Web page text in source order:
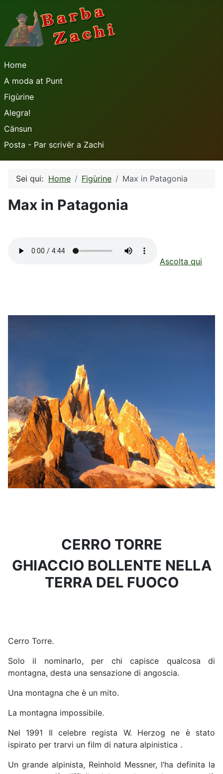
Home
A moda at Punt
Figùrine
Alegra!
Cänsun
Posta - Par scrivër a Zachi
Sei qui: Home Figùrine Max in Patagonia
Max in Patagonia
Ascolta qui
CERRO TORRE
GHIACCIO BOLLENTE NELLA
TERRA DEL FUOCO
Cerro Torre.
Solo il nominarlo, per chi capisce qualcosa di
montagna, desta una sensazione di angoscia.
Una montagna che è un mito.
La montagna impossibile.
Nel 1991 Il celebre regista W. Herzog ne è stato
ispirato per trarvi un film di natura alpinistica .
Un grande alpinista, Reinhold Messner, l’ha definita la